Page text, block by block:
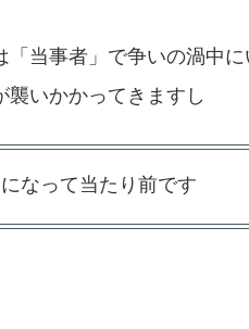
「当事者」で争いの渦中に
襲いかかってきますし
なって当たり前です